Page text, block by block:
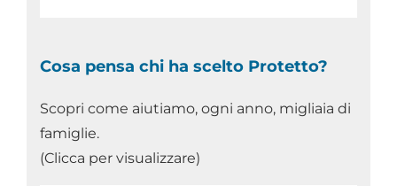
Cosa pensa chi ha scelto Protetto?
Scopri come aiutiamo, ogni anno, migliaia di
famiglie.
(Clicca per visualizzare)